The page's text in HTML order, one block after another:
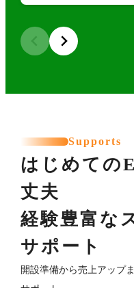
Supports
はじめての
丈夫
経験豊富な
サポート
開設準備から売上アップ